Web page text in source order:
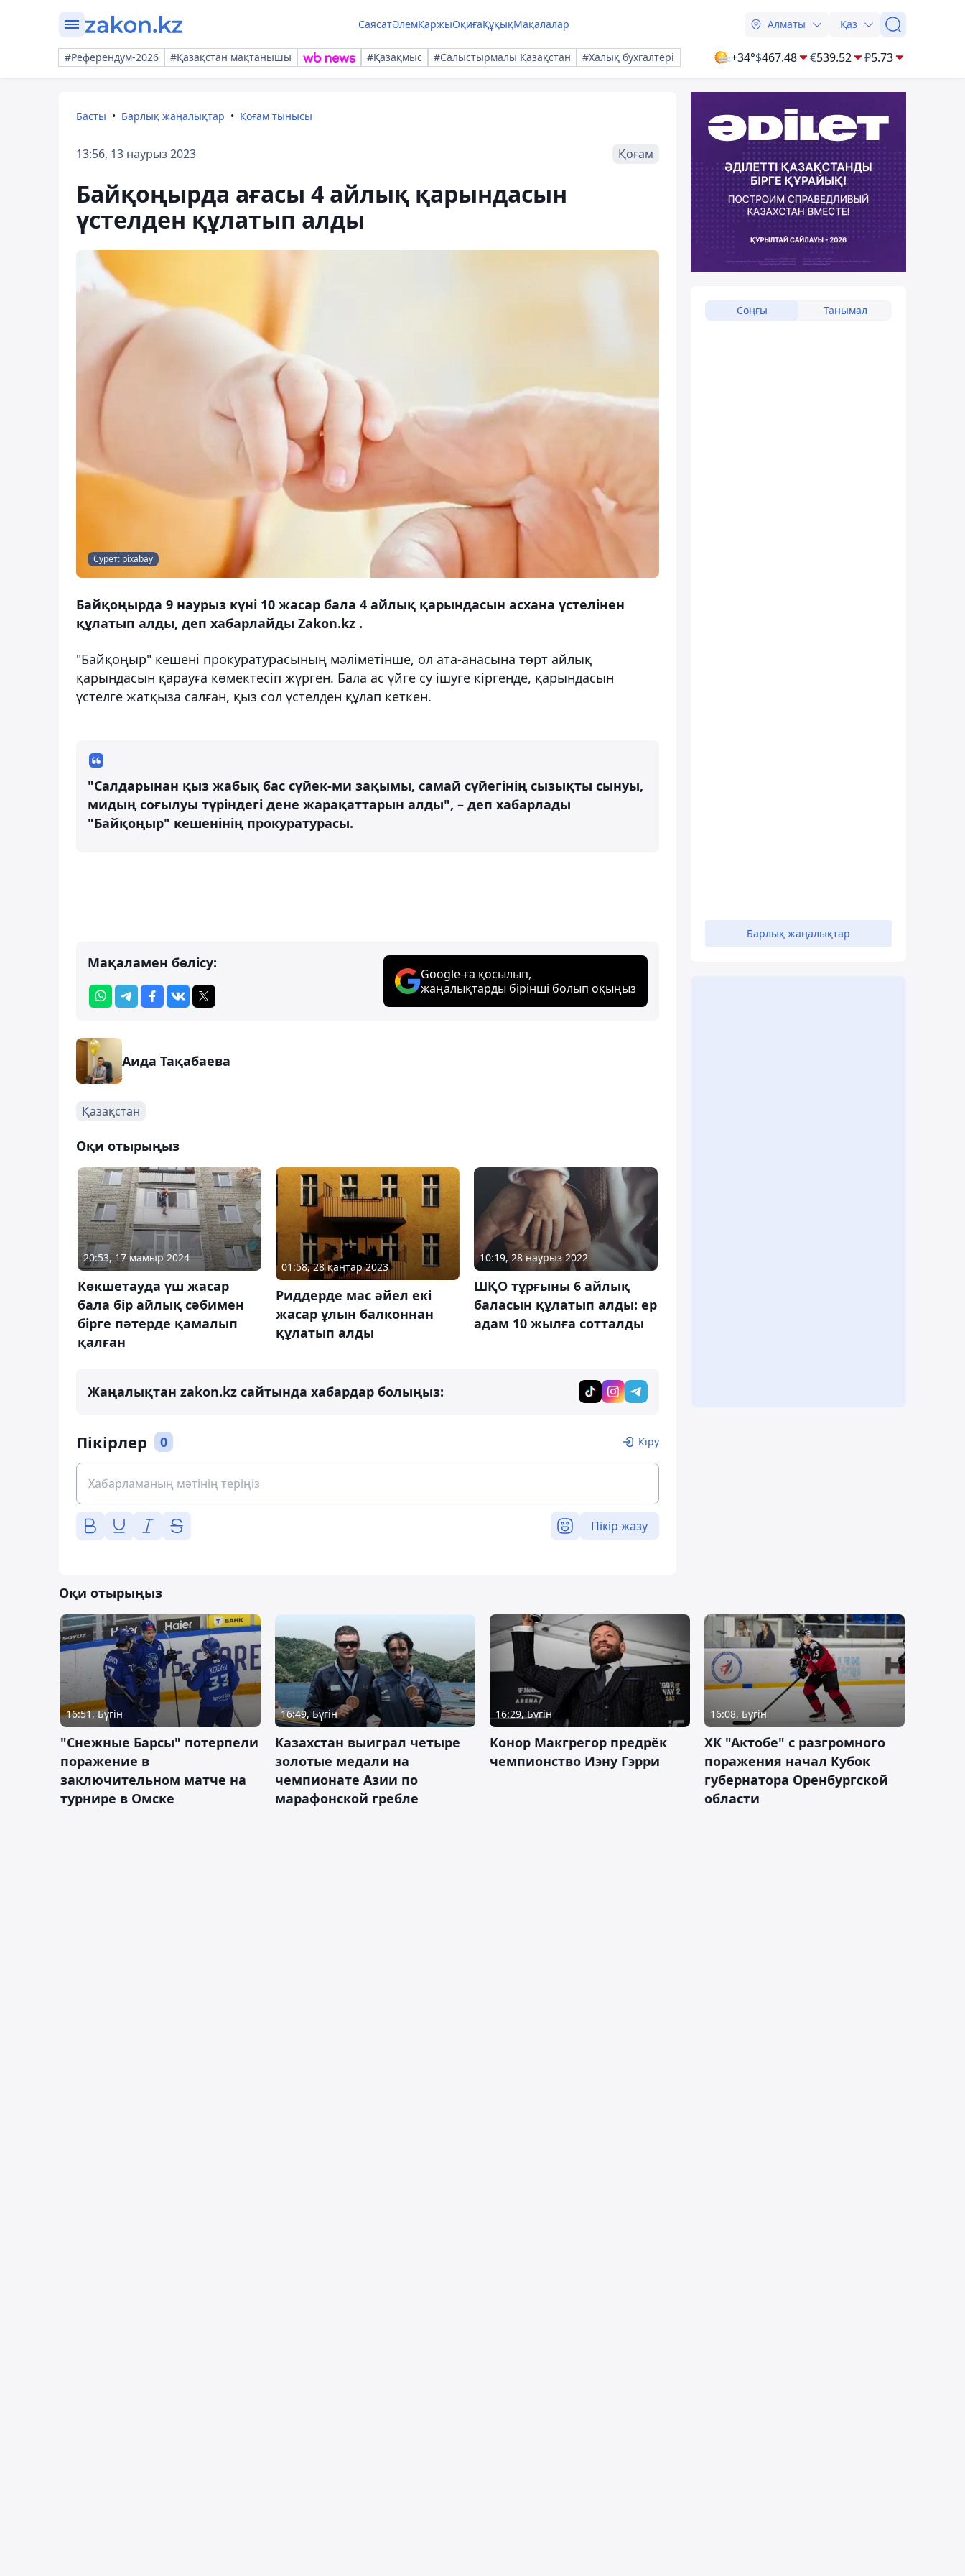
СаясатӘлемҚаржыОқиғаҚұқықМақалалар Алматы Қаз
#Референдум-2026 #Қазақстан мақтанышы #Қазақмыс #Салыстырмалы Қазақстан #Халық бухгалтері +34°$467.48 €539.52 ₽5.73
Басты Барлық жаңалықтар Қоғам тынысы
13:56, 13 наурыз 2023 Қоғам
Байқоңырда ағасы 4 айлық қарындасын
үстелден құлатып алды
Сурет: pixabay
Байқоңырда 9 наурыз күні 10 жасар бала 4 айлық қарындасын асхана үстелінен
құлатып алды, деп хабарлайды Zakon.kz .
"Байқоңыр" кешені прокуратурасының мәліметінше, ол ата-анасына төрт айлық
қарындасын қарауға көмектесіп жүрген. Бала ас үйге су ішуге кіргенде, қарындасын
үстелге жатқыза салған, қыз сол үстелден құлап кеткен.
"Салдарынан қыз жабық бас сүйек-ми зақымы, самай сүйегінің сызықты сынуы,
мидың соғылуы түріндегі дене жарақаттарын алды", – деп хабарлады
"Байқоңыр" кешенінің прокуратурасы.
Мақаламен бөлісу:
Google-ға қосылып,
жаңалықтарды бірінші болып оқыңыз
Аида Тақабаева
Қазақстан
Оқи отырыңыз
20:53, 17 мамыр 2024
Көкшетауда үш жасар
бала бір айлық сәбимен
бірге пәтерде қамалып
қалған
01:58, 28 қаңтар 2023
Риддерде мас әйел екі
жасар ұлын балконнан
құлатып алды
10:19, 28 наурыз 2022
ШҚО тұрғыны 6 айлық
баласын құлатып алды: ер
адам 10 жылға сотталды
Жаңалықтан zakon.kz сайтында хабардар болыңыз:
Пікірлер 0 Кіру
Пікір жазу
Соңғы Танымал
Барлық жаңалықтар
Оқи отырыңыз
16:51, Бүгін
"Снежные Барсы" потерпели
поражение в
заключительном матче на
турнире в Омске
16:49, Бүгін
Казахстан выиграл четыре
золотые медали на
чемпионате Азии по
марафонской гребле
16:29, Бүгін
Конор Макгрегор предрёк
чемпионство Иэну Гэрри
16:08, Бүгін
ХК "Актобе" с разгромного
поражения начал Кубок
губернатора Оренбургской
области